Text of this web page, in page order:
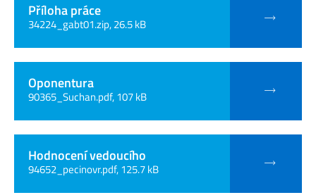
Příloha práce
34224_gabt01.zip, 26.5 kB
Oponentura
90365_Suchan.pdf, 107 kB
Hodnocení vedoucího
94652_pecinovr.pdf, 125.7 kB